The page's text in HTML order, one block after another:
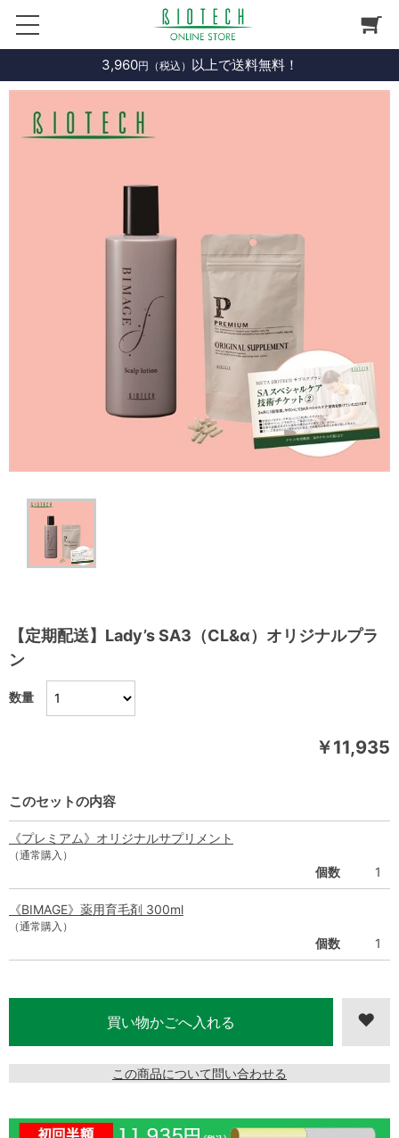
3,960円（税込） 以上で送料無料！
【定期配送】Lady’s SA3（CL&α）オリジナルプラ
ン
￥11,935
数量
このセットの内容
《プレミアム》オリジナルサプリメント
（通常購入）
個数 1
《BIMAGE》薬用育毛剤 300ml
（通常購入）
個数 1
この商品について問い合わせる